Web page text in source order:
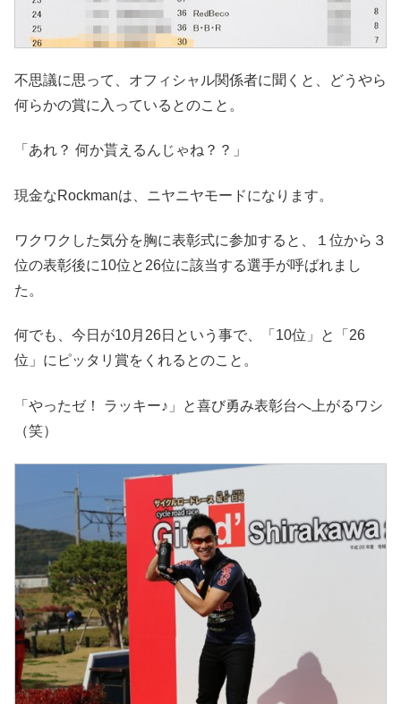
不思議に思って、オフィシャル関係者に聞くと、どうやら
何らかの賞に入っているとのこと。
「あれ？ 何か貰えるんじゃね？？」
現金なRockmanは、ニヤニヤモードになります。
ワクワクした気分を胸に表彰式に参加すると、１位から３
位の表彰後に10位と26位に該当する選手が呼ばれまし
た。
何でも、今日が10月26日という事で、「10位」と「26
位」にピッタリ賞をくれるとのこと。
「やったゼ！ ラッキー♪」と喜び勇み表彰台へ上がるワシ
（笑）